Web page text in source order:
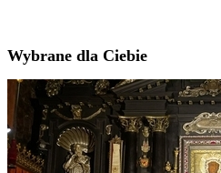
Wybrane dla Ciebie